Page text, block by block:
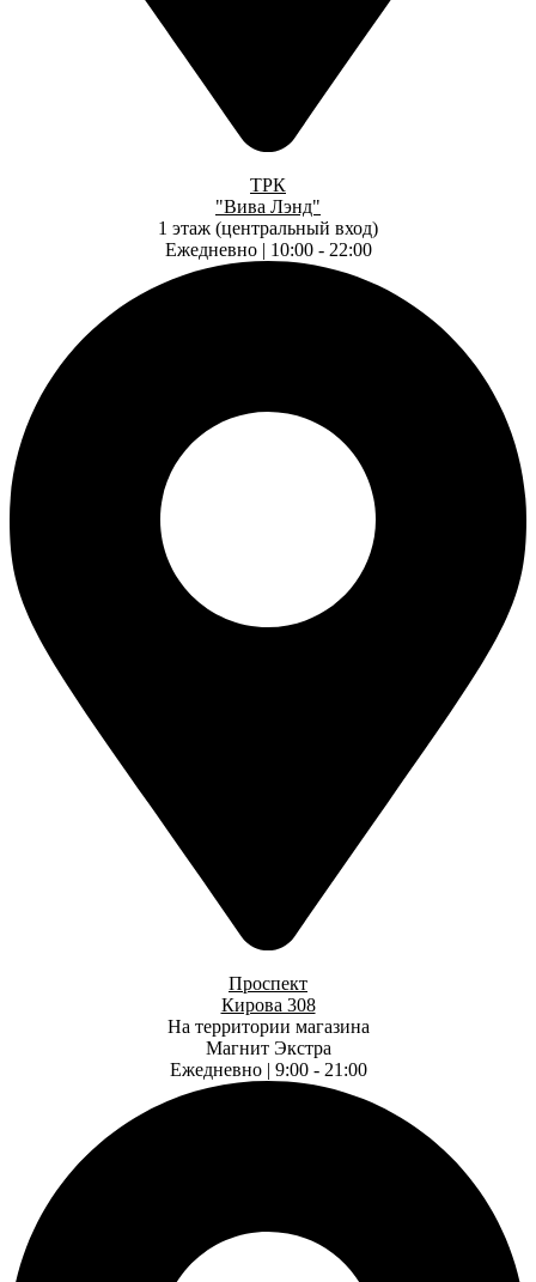
ТРК
"Вива Лэнд"
1 этаж (центральный вход)
Ежедневно | 10:00 - 22:00
Проспект
Кирова 308
На территории магазина
Магнит Экстра
Ежедневно | 9:00 - 21:00